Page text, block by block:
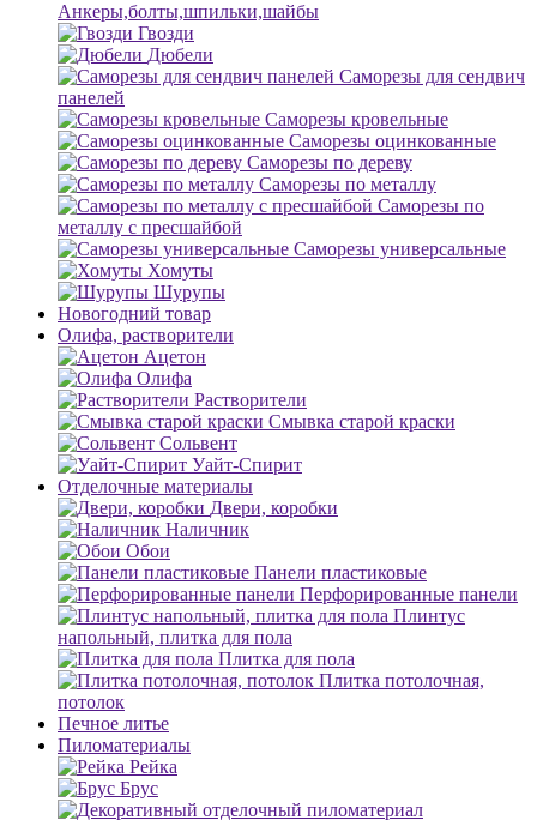
Анкеры,болты,шпильки,шайбы
Гвозди
Дюбели
Саморезы для сендвич
панелей
Саморезы кровельные
Саморезы оцинкованные
Саморезы по дереву
Саморезы по металлу
Саморезы по
металлу с пресшайбой
Саморезы универсальные
Хомуты
Шурупы
Новогодний товар
Олифа, растворители
Ацетон
Олифа
Растворители
Смывка старой краски
Сольвент
Уайт-Спирит
Отделочные материалы
Двери, коробки
Наличник
Обои
Панели пластиковые
Перфорированные панели
Плинтус
напольный, плитка для пола
Плитка для пола
Плитка потолочная,
потолок
Печное литье
Пиломатериалы
Рейка
Брус